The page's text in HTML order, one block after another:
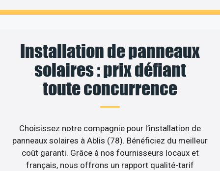
Installation de panneaux
solaires : prix défiant
toute concurrence
Choisissez notre compagnie pour l’installation de
panneaux solaires à Ablis (78). Bénéficiez du meilleur
coût garanti. Grâce à nos fournisseurs locaux et
français, nous offrons un rapport qualité-tarif